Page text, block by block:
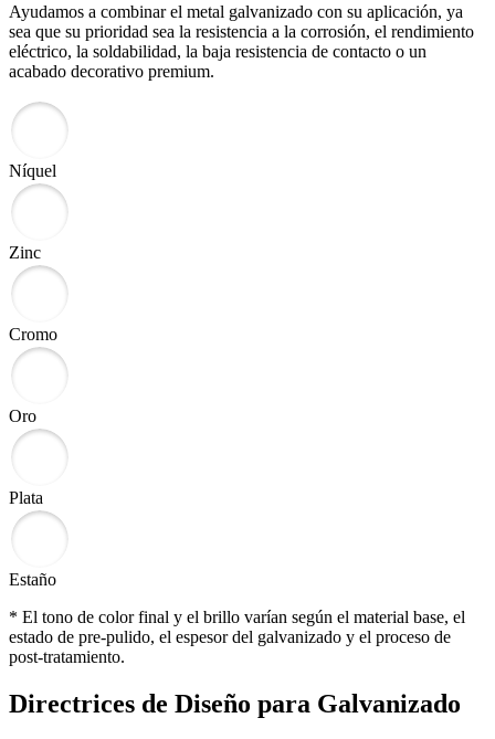
Ayudamos a combinar el metal galvanizado con su aplicación, ya
sea que su prioridad sea la resistencia a la corrosión, el rendimiento
eléctrico, la soldabilidad, la baja resistencia de contacto o un
acabado decorativo premium.
Níquel
Zinc
Cromo
Oro
Plata
Estaño
* El tono de color final y el brillo varían según el material base, el
estado de pre-pulido, el espesor del galvanizado y el proceso de
post-tratamiento.
Directrices de Diseño para Galvanizado